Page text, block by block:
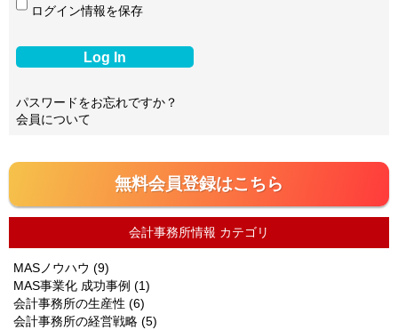
ログイン情報を保存
パスワードをお忘れですか？
会員について
無料会員登録はこちら
会計事務所情報 カテゴリ
MASノウハウ (9)
MAS事業化 成功事例 (1)
会計事務所の生産性 (6)
会計事務所の経営戦略 (5)